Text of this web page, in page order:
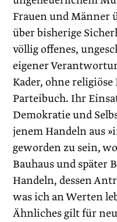
Frauen und Männer
über bisherige
völlig offenes,
eigener
Kader, ohne
Parteibuch. Ihr
Demokratie und
jenem Handeln aus
geworden zu sein,
Bauhaus und später
Handeln, dessen
was ich an Werten
Ähnliches gilt für